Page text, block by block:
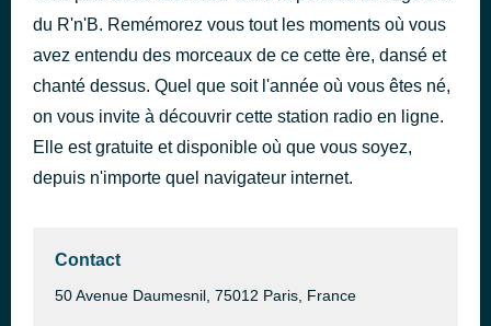
du R'n'B. Remémorez vous tout les moments où vous
avez entendu des morceaux de ce cette ère, dansé et
chanté dessus. Quel que soit l'année où vous êtes né,
on vous invite à découvrir cette station radio en ligne.
Elle est gratuite et disponible où que vous soyez,
depuis n'importe quel navigateur internet.
Contact
50 Avenue Daumesnil, 75012 Paris, France